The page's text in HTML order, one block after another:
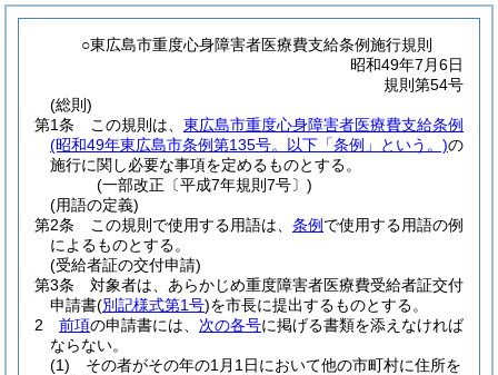
○東広島市重度心身障害者医療費支給条例施行規則
昭和49年7月6日
規則第54号
(総則)
第1条
この規則は、 東広島市重度心身障害者医療費支給条例
(昭和49年東広島市条例第135号。以下「条例」という。)の
施行に関し必要な事項を定めるものとする。
(一部改正〔平成7年規則7号〕)
(用語の定義)
第2条
この規則で使用する用語は、 条例 で使用する用語の例
によるものとする。
(受給者証の交付申請)
第3条
対象者は、あらかじめ重度障害者医療費受給者証交付
申請書(別記様式第1号)を市長に提出するものとする。
2
前項の申請書には、 次の各号に掲げる書類を添えなければ
ならない。
(1)
その者がその年の1月1日において他の市町村に住所を